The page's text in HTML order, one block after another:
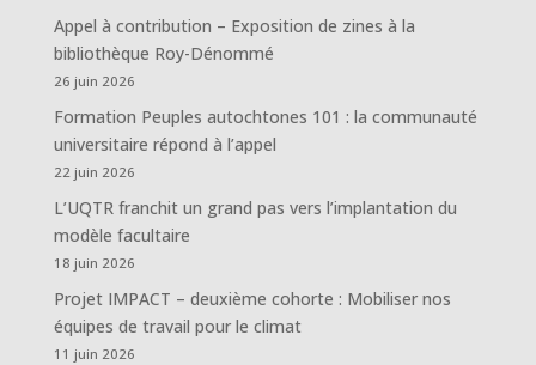
Appel à contribution – Exposition de zines à la
bibliothèque Roy-Dénommé
26 juin 2026
Formation Peuples autochtones 101 : la communauté
universitaire répond à l’appel
22 juin 2026
L’UQTR franchit un grand pas vers l’implantation du
modèle facultaire
18 juin 2026
Projet IMPACT – deuxième cohorte : Mobiliser nos
équipes de travail pour le climat
11 juin 2026